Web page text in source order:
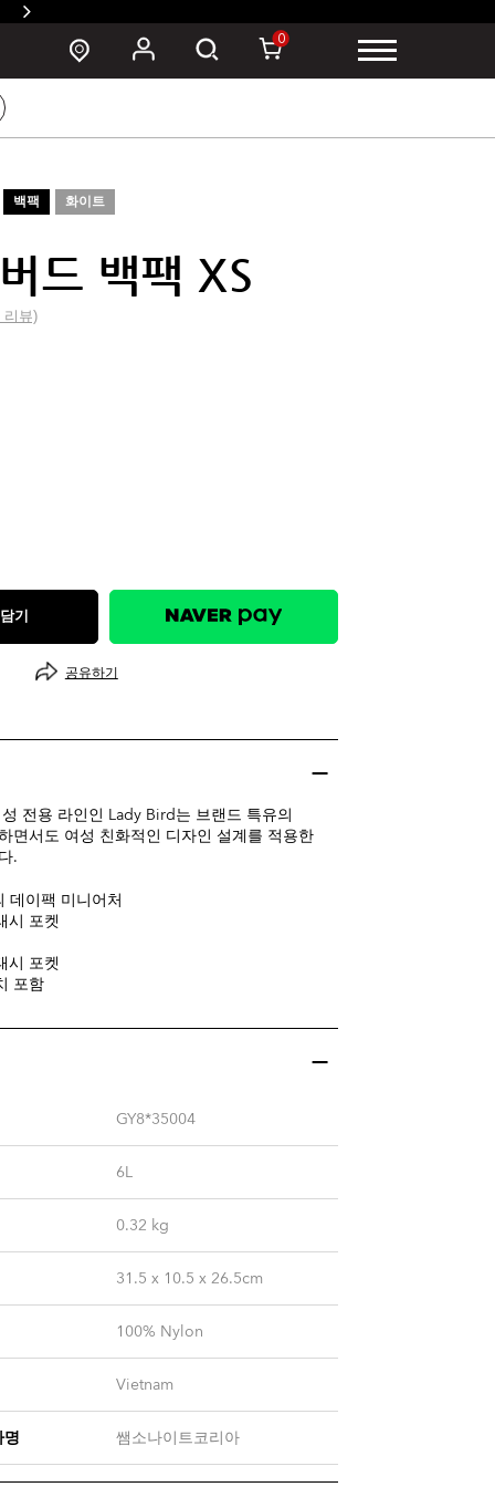
0
백팩 화이트
드 백팩 XS
리뷰)
기
공유하기
전용 라인인 Lady Bird는 브랜드 특유의
면서도 여성 친화적인 디자인 설계를 적용한
.
데이팩 미니어처
시 포켓
시 포켓
포함
GY8*35004
6L
0.32 kg
31.5 x 10.5 x 26.5cm
100% Nylon
Vietnam
쌤소나이트코리아